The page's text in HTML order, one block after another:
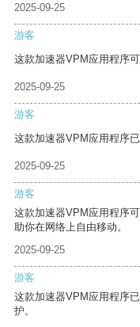
2025-09-25
游客
这款加速器VPM应用程序
2025-09-25
游客
这款加速器VPM应用程序
2025-09-25
游客
这款加速器VPM应用程序
助你在网络上自由移动。
2025-09-25
游客
这款加速器VPM应用程序
护。